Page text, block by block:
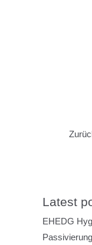
Latest
EHEDG